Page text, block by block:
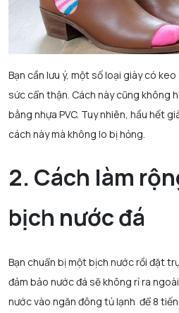
Bạn cần lưu ý, một số loại giày có
sức cẩn thận. Cách này cũng không
bằng nhựa PVC. Tuy nhiên, hầu hết
cách này mà không lo bị hỏng.
2. Cách làm
bịch nước đá
Bạn chuẩn bị một bịch nước rồi đặt
đảm bảo nước đá sẽ không rỉ ra
nước vào ngăn đông tủ lạnh để 8